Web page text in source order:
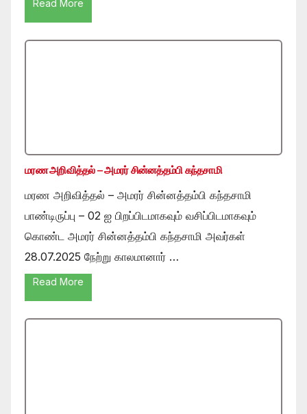
Read More
மரண அறிவித்தல் – அமரர் சின்னத்தம்பி கந்தசாமி
மரண அறிவித்தல் – அமரர் சின்னத்தம்பி கந்தசாமி
பாண்டிருப்பு – 02 ஐ பிறப்பிடமாகவும் வசிப்பிடமாகவும்
கொண்ட அமரர் சின்னத்தம்பி கந்தசாமி அவர்கள்
28.07.2025 நேற்று காலமானார் …
Read More